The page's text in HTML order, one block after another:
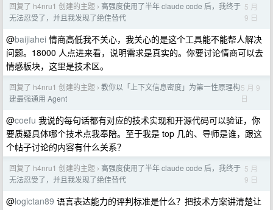
回复了 h4nru1 创建的主题 › 高强度使用了半年 claude code 后，我终于
无法忍受了，并且我发现了绝佳替代
5 月
9 日
@baijiahei 情商高低我不关心，我关心的是这个工具能不能帮人解决
问题。18000 人点进来看，说明需求是真实的。你要讨论情商可以去
情感板块，这里是技术区。
回复了 h4nru1 创建的主题 › 教你以「上下文信息密度」为第一性原理构
建最强通用 Agent
5 月 9
日
@coefu 我说的每句话都有对应的技术实现和开源代码可以验证，你
要质疑具体哪个技术点我奉陪。至于我是 top 几的、导师是谁，跟这
个帖子讨论的内容有什么关系？
回复了 h4nru1 创建的主题 › 高强度使用了半年 claude code 后，我终于
无法忍受了，并且我发现了绝佳替代
5 月
9 日
@logictan89 语言表达能力的评判标准是什么？把技术方案讲清楚让